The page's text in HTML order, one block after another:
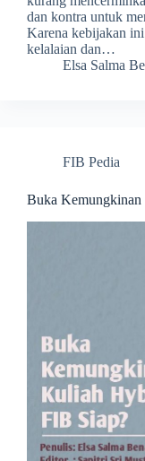
dan kontra untuk
Karena kebijakan
kelalaian dan…
Elsa Salma
FIB Pedia
Buka